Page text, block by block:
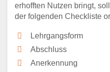
erhofften Nutzen bringt,
der folgenden Checkliste
Lehrgangsform
Abschluss
Anerkennung